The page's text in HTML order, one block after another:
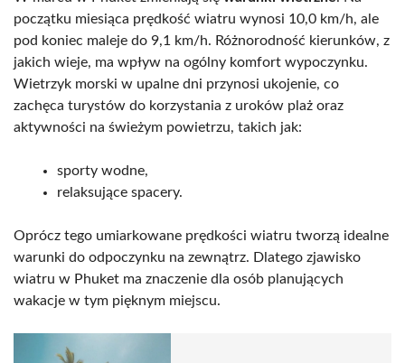
początku miesiąca prędkość wiatru wynosi 10,0 km/h, ale
pod koniec maleje do 9,1 km/h. Różnorodność kierunków, z
jakich wieje, ma wpływ na ogólny komfort wypoczynku.
Wietrzyk morski w upalne dni przynosi ukojenie, co
zachęca turystów do korzystania z uroków plaż oraz
aktywności na świeżym powietrzu, takich jak:
sporty wodne,
relaksujące spacery.
Oprócz tego umiarkowane prędkości wiatru tworzą idealne
warunki do odpoczynku na zewnątrz. Dlatego zjawisko
wiatru w Phuket ma znaczenie dla osób planujących
wakacje w tym pięknym miejscu.